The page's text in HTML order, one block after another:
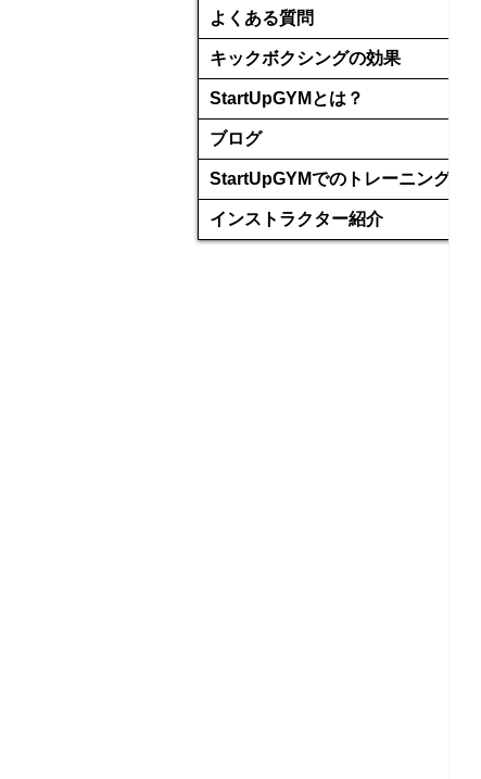
よくある質問
キックボクシングの効果
StartUpGYMとは？
ブログ
StartUpGYMでのトレーニング
インストラクター紹介